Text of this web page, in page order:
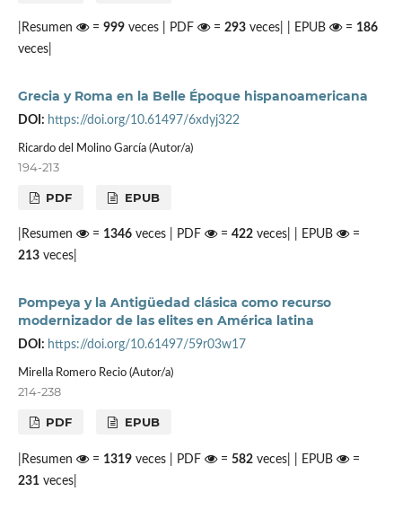
|Resumen = 999veces | PDF = 293veces| | EPUB = 186
veces|
Grecia y Roma en la Belle Époque hispanoamericana
DOI: https://doi.org/10.61497/6xdyj322
Ricardo del Molino García (Autor/a)
194-213
PDF EPUB
|Resumen = 1346veces | PDF = 422veces| | EPUB
=
213veces|
Pompeya y la Antigüedad clásica como recurso
modernizador de las elites en América latina
DOI: https://doi.org/10.61497/59r03w17
Mirella Romero Recio (Autor/a)
214-238
PDF EPUB
|Resumen = 1319veces | PDF = 582veces| | EPUB
=
231veces|